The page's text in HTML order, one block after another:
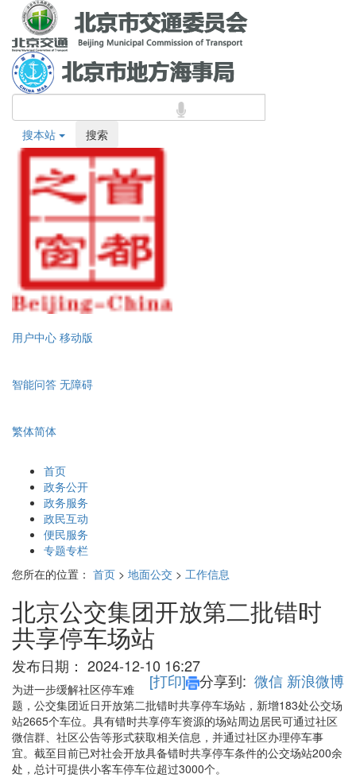
搜本站 搜索
用户中心 移动版
智能问答 无障碍
繁体简体
首页
政务公开
政务服务
政民互动
便民服务
专题专栏
您所在的位置： 首页 > 地面公交 > 工作信息
北京公交集团开放第二批错时
共享停车场站
发布日期： 2024-12-10 16:27
[打印] 分享到: 微信 新浪微博
为进一步缓解社区停车难
题，公交集团近日开放第二批错时共享停车场站，新增183处公交场
站2665个车位。具有错时共享停车资源的场站周边居民可通过社区
微信群、社区公告等形式获取相关信息，并通过社区办理停车事
宜。截至目前已对社会开放具备错时共享停车条件的公交场站200余
处，总计可提供小客车停车位超过3000个。